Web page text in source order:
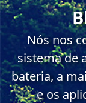
Nós nos
sistema de
bateria, a
e os